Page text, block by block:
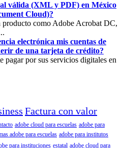
válida (XML y PDF) en México
Cloud)?
producto como Adobe Acrobat DC,
electrónica mis cuentas de
de una tarjeta de crédito?
pagar por sus servicios digitales en
Factura con valor
adobe cloud para escuelas adobe para
adobe para escuelas adobe para institutos
para instituciones estatal adobe cloud para